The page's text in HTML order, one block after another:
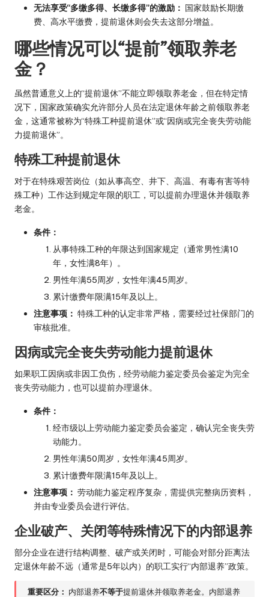
无法享受“多缴多得、长缴多得”的激励： 国家鼓励长期缴
费、高水平缴费，提前退休则会失去这部分增益。
哪些情况可以“提前”领取养老
金？
虽然普通意义上的“提前退休”不能立即领取养老金，但在特定情
况下，国家政策确实允许部分人员在法定退休年龄之前领取养老
金，这通常被称为“特殊工种提前退休”或“因病或完全丧失劳动能
力提前退休”。
特殊工种提前退休
对于在特殊艰苦岗位（如从事高空、井下、高温、有毒有害等特
殊工种）工作达到规定年限的职工，可以提前办理退休并领取养
老金。
条件：
从事特殊工种的年限达到国家规定（通常男性满10
年，女性满8年）。
男性年满55周岁，女性年满45周岁。
累计缴费年限满15年及以上。
注意事项： 特殊工种的认定非常严格，需要经过社保部门的
审核批准。
因病或完全丧失劳动能力提前退休
如果职工因病或非因工负伤，经劳动能力鉴定委员会鉴定为完全
丧失劳动能力，也可以提前办理退休。
条件：
经市级以上劳动能力鉴定委员会鉴定，确认完全丧失劳
动能力。
男性年满50周岁，女性年满45周岁。
累计缴费年限满15年及以上。
注意事项： 劳动能力鉴定程序复杂，需提供完整病历资料，
并由专业委员会进行评估。
企业破产、关闭等特殊情况下的内部退养
部分企业在进行结构调整、破产或关闭时，可能会对部分距离法
定退休年龄不远（通常是5年以内）的职工实行“内部退养”政策。
重要区分： 内部退养不等于提前退休并领取养老金。内部退养